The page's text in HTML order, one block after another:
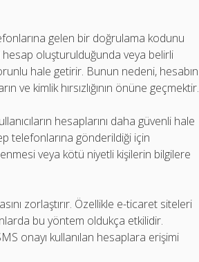
gelen bir doğrulama kodunu
oluşturulduğunda veya belirli
hale getirir. Bunun nedeni, hesabın
ve kimlik hırsızlığının önüne geçmektir.
hesaplarını daha güvenli hale
telefonlarına gönderildiği için
veya kötü niyetli kişilerin bilgilere
zorlaştırır. Özellikle e-ticaret siteleri
bu yöntem oldukça etkilidir.
onayı kullanılan hesaplara erişimi